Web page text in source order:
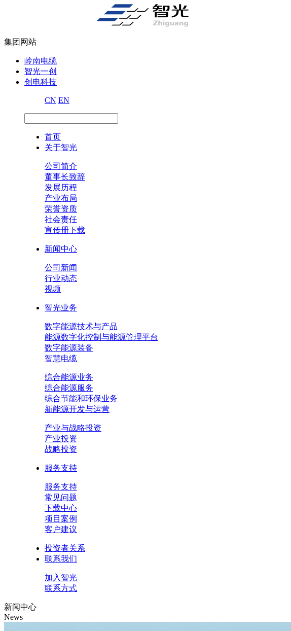
集团网站
岭南电缆
智光一创
创电科技
CN EN
首页
关于智光
公司简介
董事长致辞
发展历程
产业布局
荣誉资质
社会责任
宣传册下载
新闻中心
公司新闻
行业动态
视频
智光业务
数字能源技术与产品
能源数字化控制与能源管理平台
数字能源装备
智慧电缆
综合能源业务
综合能源服务
综合节能和环保业务
新能源开发与运营
产业与战略投资
产业投资
战略投资
服务支持
服务支持
常见问题
下载中心
项目案例
客户建议
投资者关系
联系我们
加入智光
联系方式
新闻中心
News